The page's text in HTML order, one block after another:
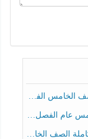
الثالث 2025-2026
عام الفصل الثالث